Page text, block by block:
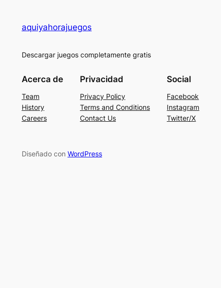
aquiyahorajuegos
Descargar juegos completamente gratis
Acerca de
Team
History
Careers
Privacidad
Privacy Policy
Terms and Conditions
Contact Us
Social
Facebook
Instagram
Twitter/X
Diseñado con WordPress